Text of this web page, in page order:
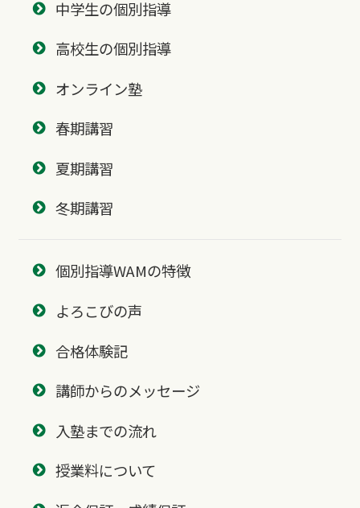
中学生の個別指導
高校生の個別指導
オンライン塾
春期講習
夏期講習
冬期講習
個別指導WAMの特徴
よろこびの声
合格体験記
講師からのメッセージ
入塾までの流れ
授業料について